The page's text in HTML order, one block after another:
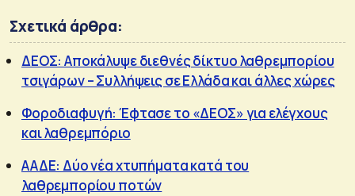
Σχετικά άρθρα:
ΔΕΟΣ: Αποκάλυψε διεθνές δίκτυο λαθρεμπορίου
τσιγάρων – Συλλήψεις σε Ελλάδα και άλλες χώρες
Φοροδιαφυγή: Έφτασε το «ΔΕΟΣ» για ελέγχους
και λαθρεμπόριο
ΑΑΔΕ: Δύο νέα χτυπήματα κατά του
λαθρεμπορίου ποτών